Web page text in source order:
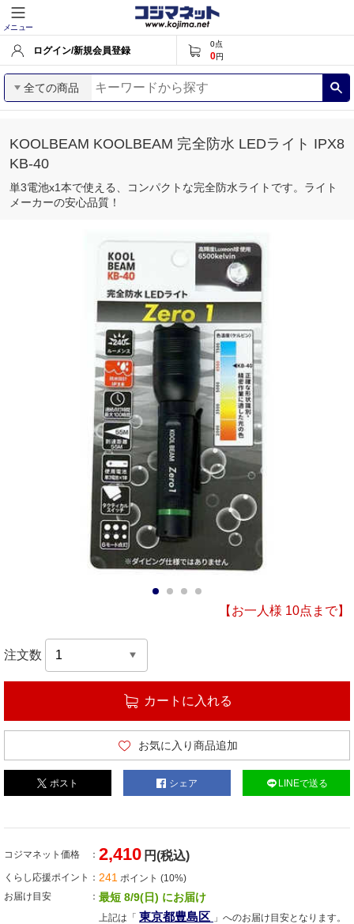
メニュー
ログイン/新規会員登録
0点
0円
全ての商品
KOOLBEAM KOOLBEAM 完全防水 LEDライト IPX8
KB-40
単3電池x1本で使える、コンパクトな完全防水ライトです。ライト
メーカーの安心品質！
【お一人様 10点まで】
注文数
カートに入れる
お気に入り商品追加
ポスト シェア LINEで送る
コジマネット価格 2,410 円(税込)
くらし応援ポイント 241 ポイント (10%)
お届け目安
最短 8/9(日) にお届け
上記は「 東京都豊島区 」へのお届け目安となります。